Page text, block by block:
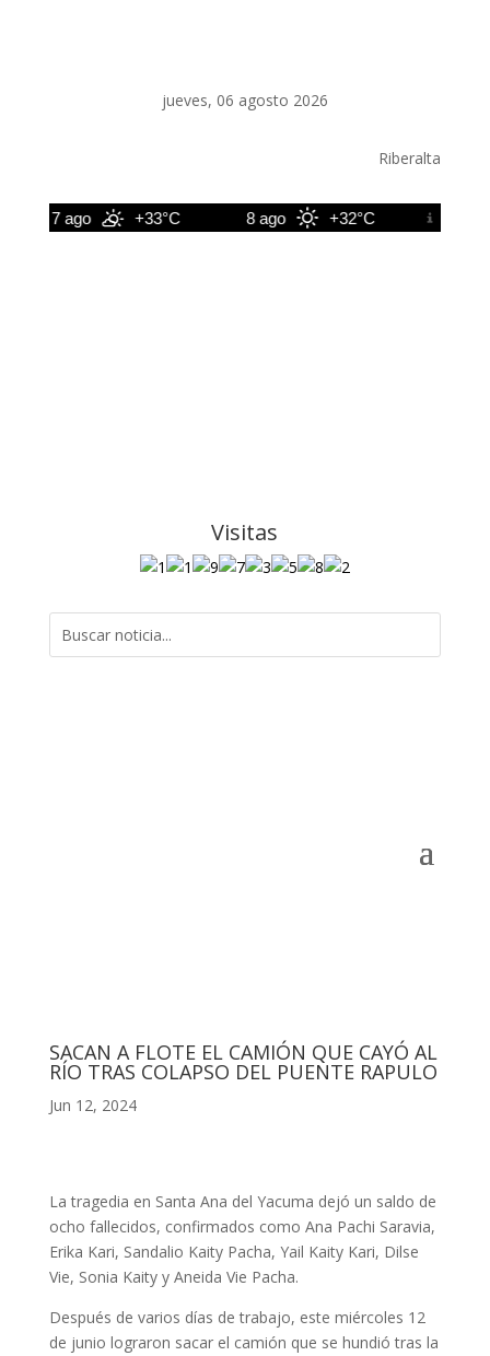
jueves, 06 agosto 2026
Riberalta
7 ago +33°C 8 ago +32°C 9 ago
Visitas
SACAN A FLOTE EL CAMIÓN QUE CAYÓ AL
RÍO TRAS COLAPSO DEL PUENTE RAPULO
Jun 12, 2024
La tragedia en Santa Ana del Yacuma dejó un saldo de
ocho fallecidos, confirmados como Ana Pachi Saravia,
Erika Kari, Sandalio Kaity Pacha, Yail Kaity Kari, Dilse
Vie, Sonia Kaity y Aneida Vie Pacha.
Después de varios días de trabajo, este miércoles 12
de junio lograron sacar el camión que se hundió tras la